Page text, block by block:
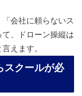
「会社に頼らないス
、ドローン操縦は
言えます。
スクールが必